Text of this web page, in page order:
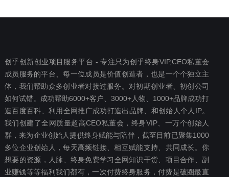
创乎创新创业项目服务平台 - 专注只为创乎终身VIP,CEO私董会
成员服务的平台、每一位成员是价值创造者，也是一个个独立主
体，我们帮助众多创业者对接过服务。对初期创业者、初创公司
如何试错。成功帮助6000+客户、3000+人物、1000+品牌成功打
造百度百科、利用全网推广成功打造出品牌、和创始人个人IP。
我们创建了全网质量超高CEO私董会，终身VIP、一万个创始人
群，来为企业创始人提供终身赋能与陪伴，截至目前已聚集1000
多位企业创始人，每天高频链接、相互赋能支持、共同成长。你
想要‬的资源，人脉、终身免费学习全网知识干货、项目合作、副
业赚钱等等福利我们都‬有，一次付费终‬身服务，付费是破圈最‬直